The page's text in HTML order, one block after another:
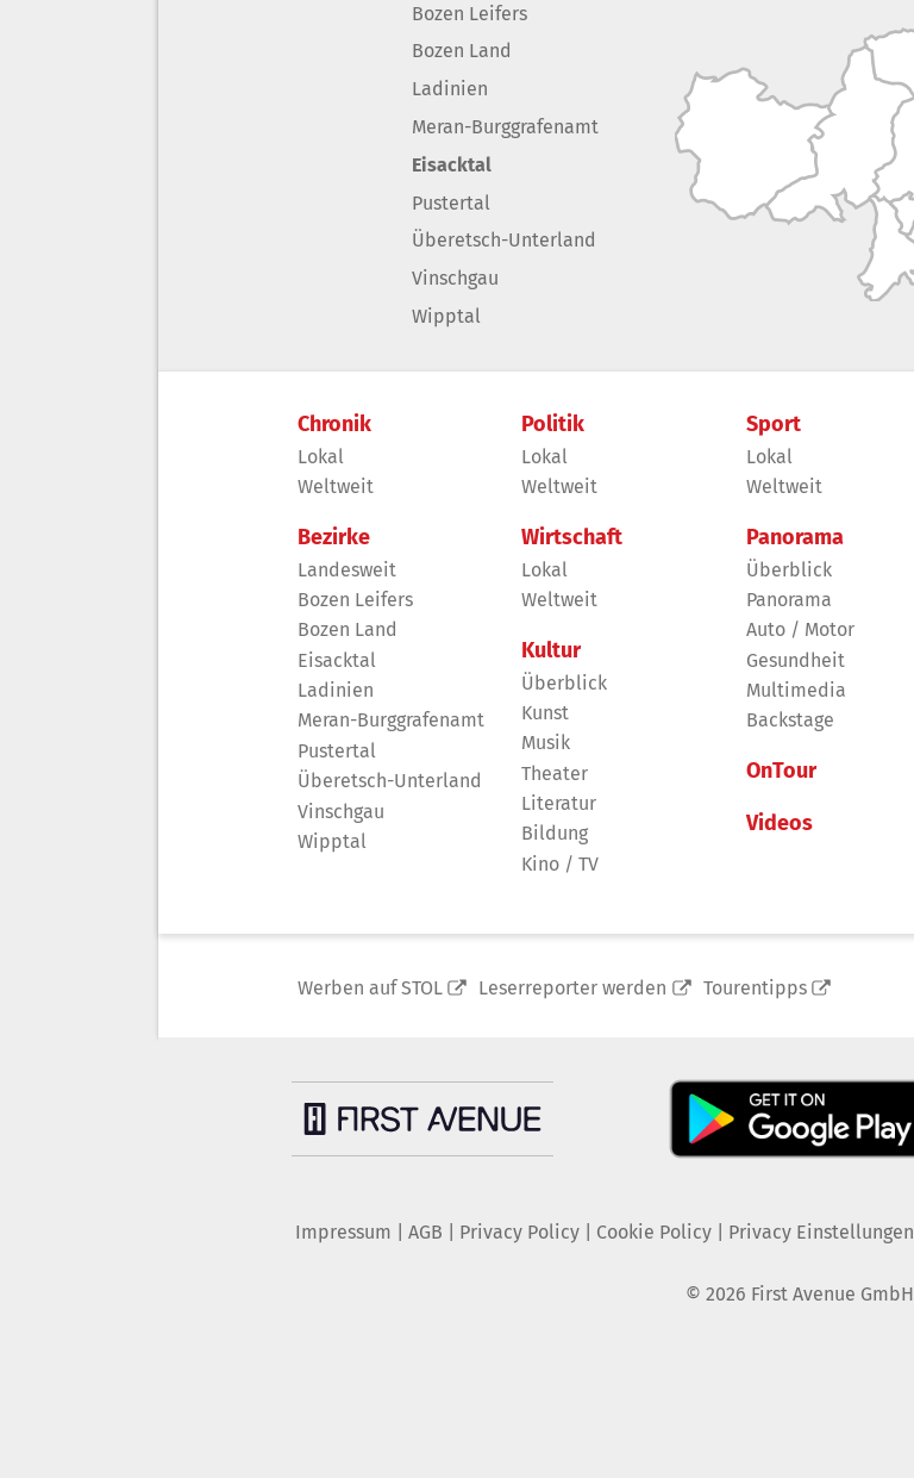
Bozen Leifers
Bozen Land
Ladinien
Meran-Burggrafenamt
Eisacktal
Pustertal
Überetsch-Unterland
Vinschgau
Wipptal
Chronik
Lokal
Weltweit
Bezirke
Landesweit
Bozen Leifers
Bozen Land
Eisacktal
Ladinien
Meran-Burggrafenamt
Pustertal
Überetsch-Unterland
Vinschgau
Wipptal
Politik
Lokal
Weltweit
Wirtschaft
Lokal
Weltweit
Kultur
Überblick
Kunst
Musik
Theater
Literatur
Bildung
Kino / TV
Sport
Lokal
Weltweit
Panorama
Überblick
Panorama
Auto / Motor
Gesundheit
Multimedia
Backstage
OnTour
Videos
Werben auf STOL Leserreporter werden Tourentipps
Impressum AGB Privacy Policy| Cookie Policy| Privacy Einstellungen
© 2026 First Avenue GmbH